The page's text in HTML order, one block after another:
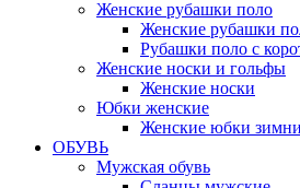
Женские рубашки поло
Женские рубашки
Рубашки поло с
Женские носки и гольфы
Женские носки
Юбки женские
Женские юбки
ОБУВЬ
Мужская обувь